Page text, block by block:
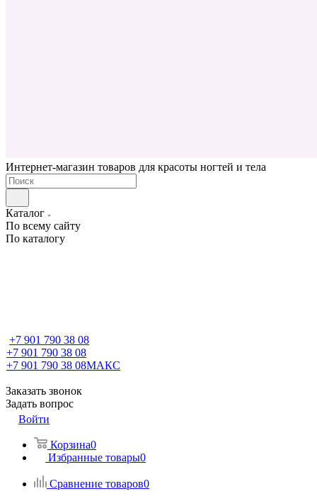
Интернет-магазин товаров для красоты ногтей и тела
Каталог
По всему сайту
По каталогу
+7 901 790 38 08
+7 901 790 38 08
+7 901 790 38 08МАКС
Заказать звонок
Задать вопрос
Войти
Корзина0
Избранные товары0
Сравнение товаров0